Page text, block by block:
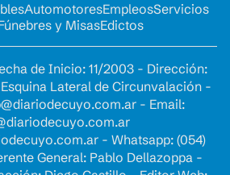
AutomotoresEmpleosServicios
y MisasEdictos
de Inicio: 11/2003 - Dirección:
Lateral de Circunvalación -
- Email:
- Whatsapp: (054)
General: Pablo Dellazoppa -